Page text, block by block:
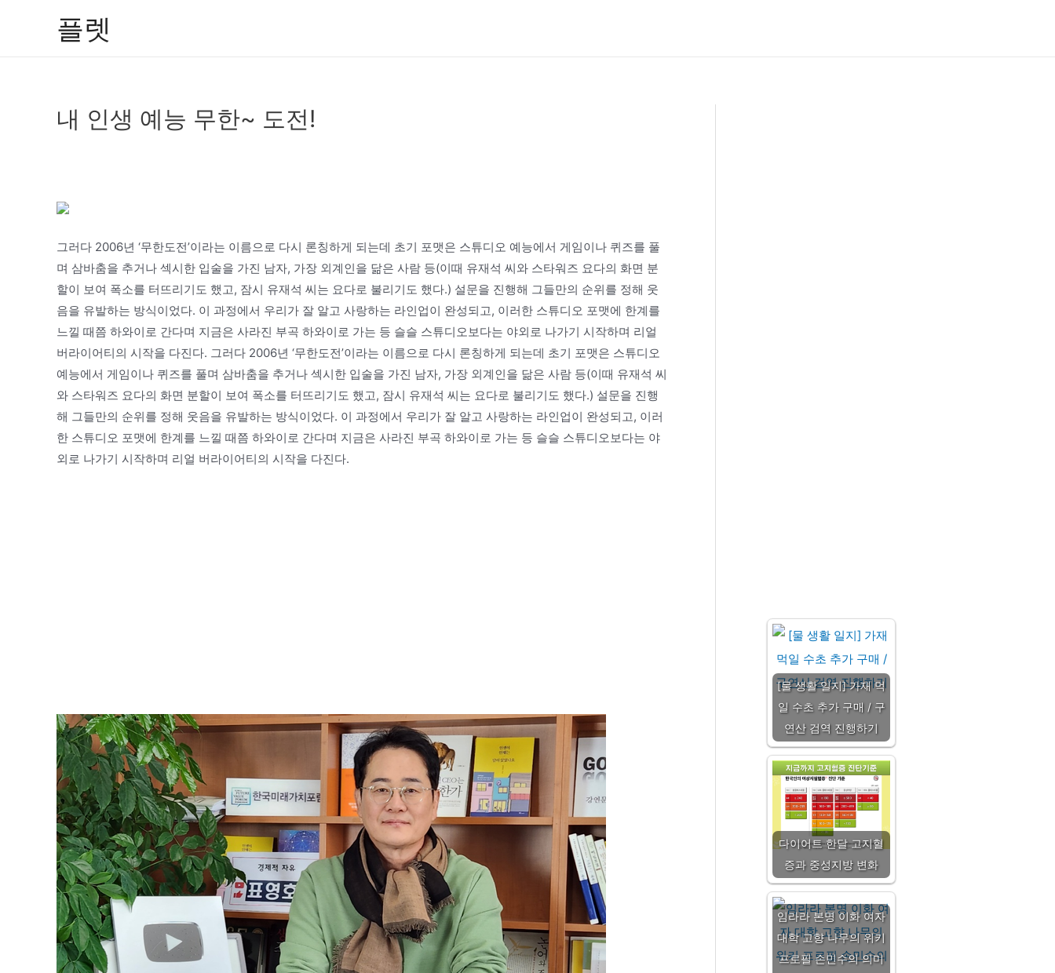
플렛
내 인생 예능 무한~ 도전!
그러다 2006년 ‘무한도전’이라는 이름으로 다시 론칭하게 되는데 초기 포맷은 스튜디오 예능에서 게임이나 퀴즈를 풀
며 삼바춤을 추거나 섹시한 입술을 가진 남자, 가장 외계인을 닮은 사람 등(이때 유재석 씨와 스타워즈 요다의 화면 분
할이 보여 폭소를 터뜨리기도 했고, 잠시 유재석 씨는 요다로 불리기도 했다.) 설문을 진행해 그들만의 순위를 정해 웃
음을 유발하는 방식이었다. 이 과정에서 우리가 잘 알고 사랑하는 라인업이 완성되고, 이러한 스튜디오 포맷에 한계를
느낄 때쯤 하와이로 간다며 지금은 사라진 부곡 하와이로 가는 등 슬슬 스튜디오보다는 야외로 나가기 시작하며 리얼
버라이어티의 시작을 다진다. 그러다 2006년 ‘무한도전’이라는 이름으로 다시 론칭하게 되는데 초기 포맷은 스튜디오
예능에서 게임이나 퀴즈를 풀며 삼바춤을 추거나 섹시한 입술을 가진 남자, 가장 외계인을 닮은 사람 등(이때 유재석 씨
와 스타워즈 요다의 화면 분할이 보여 폭소를 터뜨리기도 했고, 잠시 유재석 씨는 요다로 불리기도 했다.) 설문을 진행
해 그들만의 순위를 정해 웃음을 유발하는 방식이었다. 이 과정에서 우리가 잘 알고 사랑하는 라인업이 완성되고, 이러
한 스튜디오 포맷에 한계를 느낄 때쯤 하와이로 간다며 지금은 사라진 부곡 하와이로 가는 등 슬슬 스튜디오보다는 야
외로 나가기 시작하며 리얼 버라이어티의 시작을 다진다.
[물 생활 일지] 가재 먹
일 수초 추가 구매 / 구
연산 검역 진행하기
다이어트 한달 고지혈
증과 중성지방 변화
임라라 본명 이화 여자
대학 고향 나무의 위키
프로필 손민수의 의미